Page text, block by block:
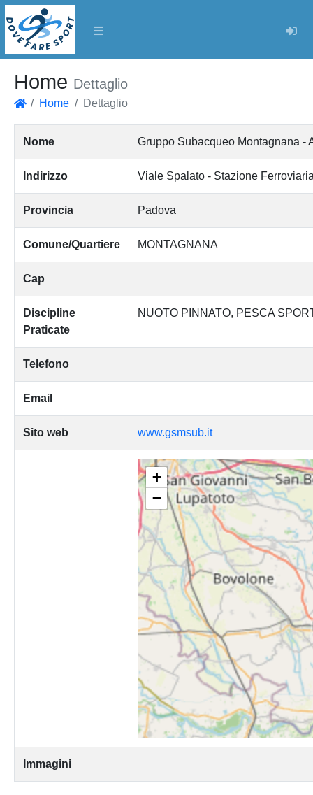
Home Dettaglio
Home Dettaglio
Nome Gruppo Subacqueo Montagnana -
Indirizzo Viale Spalato - Stazione
Provincia Padova
Comune/Quartiere MONTAGNANA
Cap
Discipline
Praticate
NUOTO PINNATO PESCA
Telefono
Email
Sito web www.gsmsub.it
+
−
Immagini